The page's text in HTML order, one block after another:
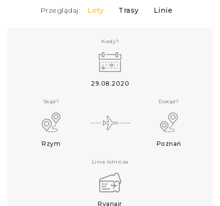
Przeglądaj: Loty Trasy Linie
Kiedy?
29.08.2020
Skąd?
Rzym
Dokąd?
Poznań
Linia lotnicza
Ryanair